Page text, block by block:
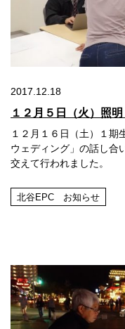
2017.12.18
１２月５日（火）照
１２月１６日（土）１期
ウェディング」の話し合
交えて行われました。
北谷EPC お知らせ